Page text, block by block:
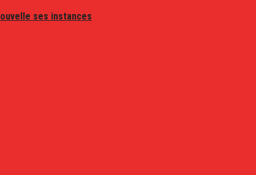
ses instances